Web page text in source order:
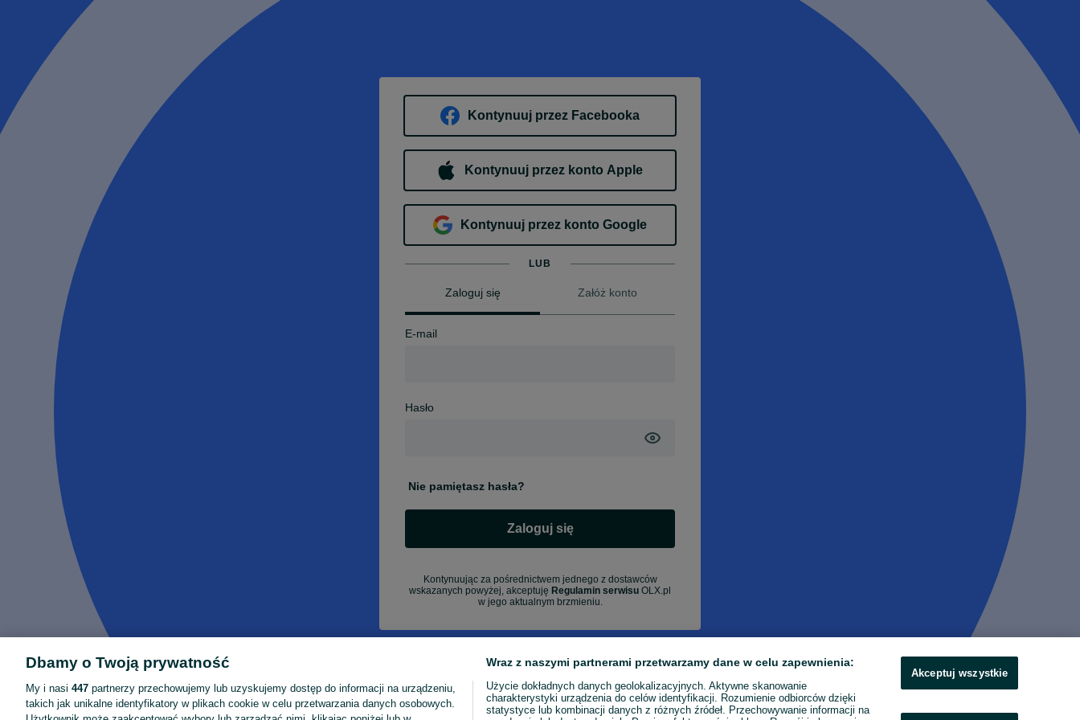
Kontynuuj przez Facebooka
Kontynuuj przez konto Apple
Kontynuuj przez konto Google
LUB
Zaloguj się Załóż konto
E-mail
Hasło
Nie pamiętasz hasła?
Zaloguj się
Kontynuując za pośrednictwem jednego z dostawców
wskazanych powyżej, akceptuję Regulamin serwisu OLX.pl
w jego aktualnym brzmieniu.
Dbamy o Twoją prywatność
My i nasi 447 partnerzy przechowujemy lub uzyskujemy dostęp do informacji na urządzeniu,
takich jak unikalne identyfikatory w plikach cookie w celu przetwarzania danych osobowych.
Wraz z naszymi partnerami przetwarzamy dane w celu zapewnienia:
Użycie dokładnych danych geolokalizacyjnych. Aktywne skanowanie
charakterystyki urządzenia do celów identyfikacji. Rozumienie odbiorców dzięki
statystyce lub kombinacji danych z różnych źródeł. Przechowywanie informacji na
Akceptuj wszystkie